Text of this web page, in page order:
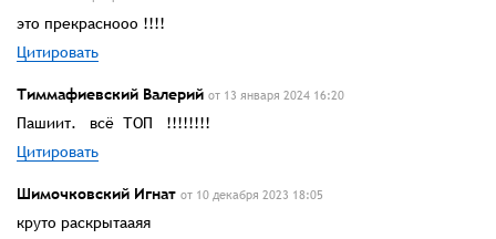
это прекраснооо !!!!
Цитировать
Тиммафиевский Валерий от 13 января 2024 16:20
Пашиит. всё ТОП !!!!!!!!
Цитировать
Шимочковский Игнат от 10 декабря 2023 18:05
круто раскрытааяя